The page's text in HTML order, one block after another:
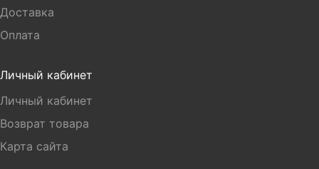
Доставка
Оплата
Личный кабинет
Личный кабинет
Возврат товара
Карта сайта